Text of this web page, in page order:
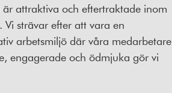
attraktiva och eftertraktade inom
strävar efter att vara en
arbetsmiljö där våra medarbetare
engagerade och ödmjuka gör vi